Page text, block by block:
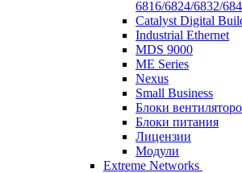
6816/6824/6832/
Catalyst Digital
Industrial Ethernet
MDS 9000
ME Series
Nexus
Small Business
Блоки
Блоки питания
Лицензии
Модули
Extreme Networks